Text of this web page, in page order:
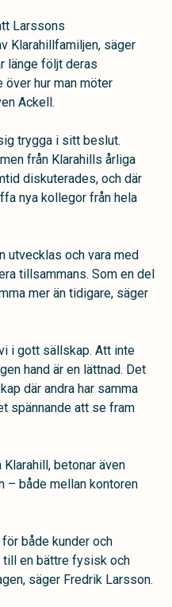
Larssons
Klarahillfamiljen, säger
länge följt deras
över hur man möter
Ackell.
trygga i sitt beslut.
från Klarahills årliga
diskuterades, och där
nya kollegor från hela
utvecklas och vara med
tillsammans. Som en del
mer än tidigare, säger
i gott sällskap. Att inte
hand är en lättnad. Det
där andra har samma
spännande att se fram
betonar även
– både mellan kontoren
både kunder och
till en bättre fysisk och
säger Fredrik Larsson.